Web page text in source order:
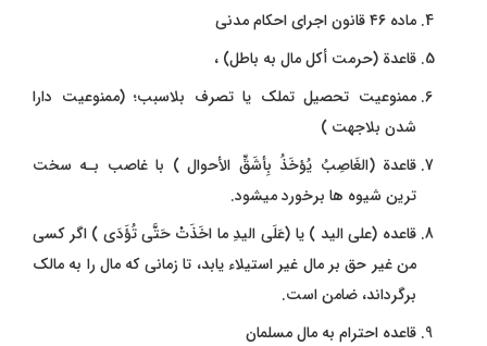
ماده ۴۶ قانون اجرای احکام مدنی
قاعدة (حرمت أكل مال به باطل) ،
ممنوعیت تحصیل تملک یا تصرف بلاسبب؛ (ممنوعیت دارا
شدن بلاجهت )
قاعدة (الغَاصِبُ يُؤخَذُ بِأشَقِّ الأحوال ) با غاصب بـه سخت
ترین شیوه ها برخورد میشود.
قاعده (على اليد ) يا (عَلَى اليدِ ما اخَذَتْ حَتَّى تُؤَدَى ) اگر کسی
من غیر حق بر مال غیر استیلاء یابد، تا زمانی که مال را به مالک
برگرداند، ضامن است.
قاعده احترام به مال مسلمان